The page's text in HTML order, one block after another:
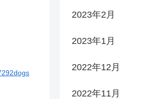
2023年2月
2023年1月
2022年12月
2022年11月